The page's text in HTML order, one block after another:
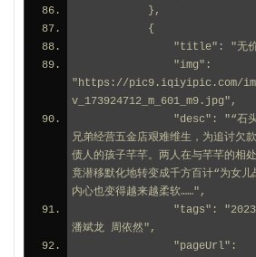
            },
            {
"title":
"https://pic9.iqiyipic.com/
v_173924712_m_601_m9.jpg",
兄弟经营五金店艰难维生，为追讨欠
债人的孩子芊芊。两人在与芊芊的相
竟潜移默化地转变成千方百计“为女
内心也变得越来越柔软……",
潘斌龙 周依然",